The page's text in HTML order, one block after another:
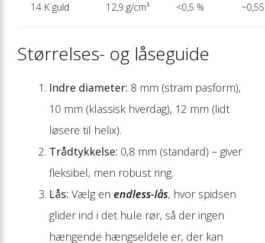
14 K guld 12,9 g/cm³ <0,5 %
Størrelses- og låseguide
Indre diameter: 8 mm (stram pasform),
10 mm (klassisk hverdag), 12 mm (lidt
løsere til helix).
Trådtykkelse: 0,8 mm (standard) – giver
fleksibel, men robust ring.
Lås: Vælg en endless-lås, hvor spidsen
glider ind i det hule rør, så der ingen
hængende hængsel­dele er, der kan